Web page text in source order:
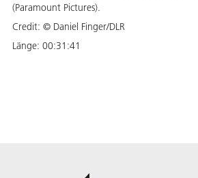
(Paramount Pictures).
Credit: © Daniel Finger/DLR
Länge: 00:31:41